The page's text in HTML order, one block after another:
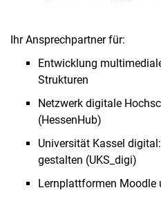
Ihr Ansprechpartner für:
Entwicklung
Strukturen
Netzwerk digitale
(HessenHub)
Universität Kassel
gestalten (UKS_digi)
Lernplattformen Moodle